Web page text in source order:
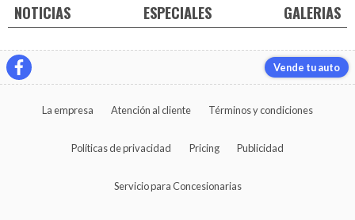
NOTICIAS ESPECIALES GALERIAS
Vende tu auto
La empresa Atención al cliente Términos y condiciones
Políticas de privacidad Pricing Publicidad
Servicio para Concesionarias